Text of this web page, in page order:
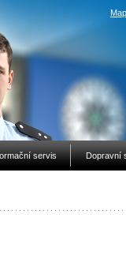
servis Dopravní